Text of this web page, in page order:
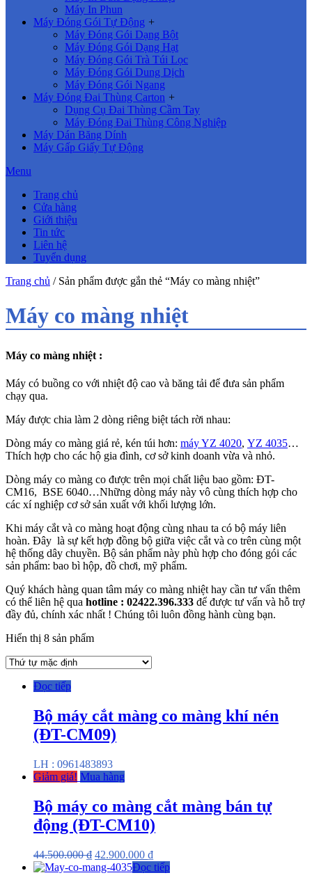
Máy In Phun
Máy Đóng Gói Tự Động +
Máy Đóng Gói Dạng Bột
Máy Đóng Gói Dạng Hạt
Máy Đóng Gói Trà Túi Lọc
Máy Đóng Gói Dung Dịch
Máy Đóng Gói Ngang
Máy Đóng Đai Thùng Carton +
Dụng Cụ Đai Thùng Cầm Tay
Máy Đóng Đai Thùng Công Nghiệp
Máy Dán Băng Dính
Máy Gấp Giấy Tự Động
Menu
Trang chủ
Cửa hàng
Giới thiệu
Tin tức
Liên hệ
Tuyển dụng
Trang chủ / Sản phẩm được gắn thẻ “Máy co màng nhiệt”
Máy co màng nhiệt
Máy co màng nhiệt :
Máy có buồng co với nhiệt độ cao và băng tải để đưa sản phẩm
chạy qua.
Máy được chia làm 2 dòng riêng biệt tách rời nhau:
Dòng máy co màng giá rẻ, kén túi hơn: máy YZ 4020, YZ 4035…
Thích hợp cho các hộ gia đình, cơ sở kinh doanh vừa và nhỏ.
Dòng máy co màng co được trên mọi chất liệu bao gồm: ĐT-
CM16, BSE 6040…Những dòng máy này vô cùng thích hợp cho
các xí nghiệp cơ sở sản xuất với khối lượng lớn.
Khi máy cắt và co màng hoạt động cùng nhau ta có bộ máy liên
hoàn. Đây là sự kết hợp đồng bộ giữa việc cắt và co trên cùng một
hệ thống dây chuyền. Bộ sản phẩm này phù hợp cho đóng gói các
sản phẩm: bao bì hộp, đồ chơi, mỹ phẩm.
Quý khách hàng quan tâm máy co màng nhiệt hay cần tư vấn thêm
có thể liên hệ qua hotline : 02422.396.333 để được tư vấn và hỗ trợ
đầy đủ, chính xác nhất ! Chúng tôi luôn đồng hành cùng bạn.
Hiển thị 8 sản phẩm
Đọc tiếp
Bộ máy cắt màng co màng khí nén
(ĐT-CM09)
LH : 0961483893
Giảm giá! Mua hàng
Bộ máy co màng cắt màng bán tự
động (ĐT-CM10)
44.500.000₫ 42.900.000 ₫
Đọc tiếp